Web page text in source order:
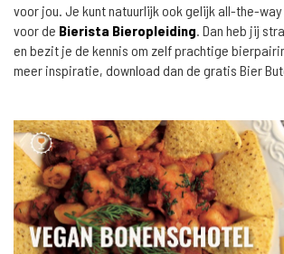
voor jou. Je kunt natuurlijk ook gelijk all-the-
voor de Bierista Bieropleiding . Dan heb jij
en bezit je de kennis om zelf prachtige
meer inspiratie, download dan de gratis Bier